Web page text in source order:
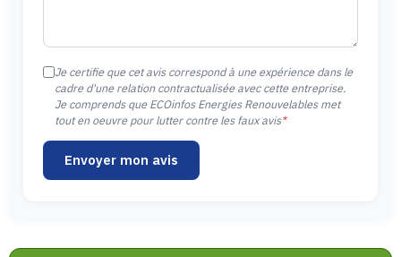
Je certifie que cet avis correspond à une expérience dans le
cadre d'une relation contractualisée avec cette entreprise.
Je comprends que ECOinfos Energies Renouvelables met
tout en oeuvre pour lutter contre les faux avis*
Envoyer mon avis